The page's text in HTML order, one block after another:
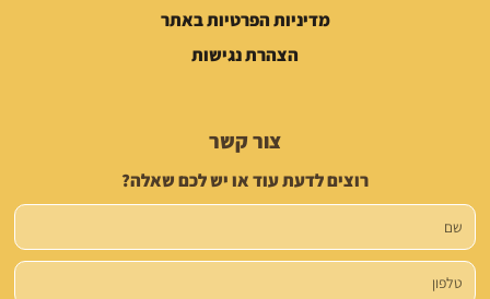
מדיניות הפרטיות באתר
הצהרת נגישות
צור קשר
רוצים לדעת עוד או יש לכם שאלה?
שם
טלפון